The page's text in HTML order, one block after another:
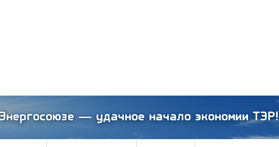
— удачное начало экономии ТЭР!